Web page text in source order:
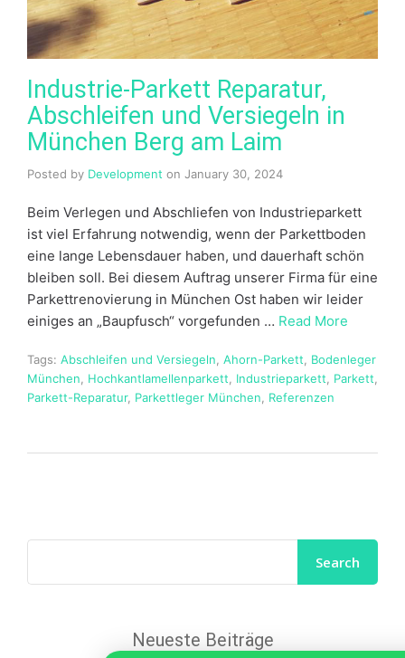
Industrie-Parkett Reparatur,
Abschleifen und Versiegeln in
München Berg am Laim
Posted by Development on January 30, 2024
Beim Verlegen und Abschliefen von Industrieparkett
ist viel Erfahrung notwendig, wenn der Parkettboden
eine lange Lebensdauer haben, und dauerhaft schön
bleiben soll. Bei diesem Auftrag unserer Firma für eine
Parkettrenovierung in München Ost haben wir leider
einiges an „Baupfusch“ vorgefunden … Read More
Tags: Abschleifen und Versiegeln, Ahorn-Parkett, Bodenleger
München, Hochkantlamellenparkett, Industrieparkett, Parkett,
Parkett-Reparatur, Parkettleger München, Referenzen
Neueste Beiträge